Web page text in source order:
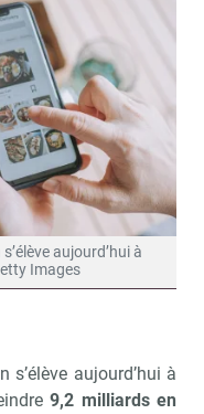
aujourd’hui à
Images
aujourd’hui à
9,2 milliards en